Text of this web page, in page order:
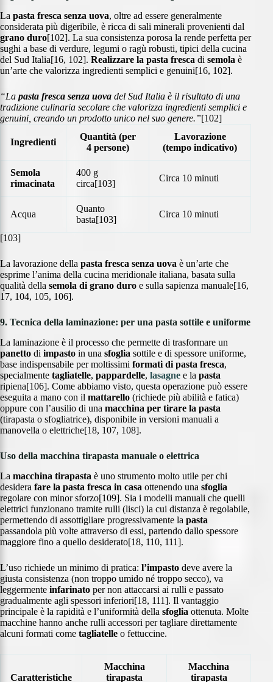
La pasta fresca senza uova, oltre ad essere generalmente
considerata più digeribile, è ricca di sali minerali provenienti dal
grano duro[102]. La sua consistenza porosa la rende perfetta per
sughi a base di verdure, legumi o ragù robusti, tipici della cucina
del Sud Italia[16, 102]. Realizzare la pasta fresca di semola è
un’arte che valorizza ingredienti semplici e genuini[16, 102].
“La pasta fresca senza uova del Sud Italia è il risultato di una
tradizione culinaria secolare che valorizza ingredienti semplici e
genuini, creando un prodotto unico nel suo genere.”[102]
Ingredienti
Quantità (per
4 persone)
Lavorazione
(tempo indicativo)
Semola
rimacinata
400 g
circa[103]
Circa 10 minuti
Acqua
Quanto
basta[103]
Circa 10 minuti
[103]
La lavorazione della pasta fresca senza uova è un’arte che
esprime l’anima della cucina meridionale italiana, basata sulla
qualità della semola di grano duro e sulla sapienza manuale[16,
17, 104, 105, 106].
9. Tecnica della laminazione: per una pasta sottile e uniforme
La laminazione è il processo che permette di trasformare un
panetto di impasto in una sfoglia sottile e di spessore uniforme,
base indispensabile per moltissimi formati di pasta fresca,
specialmente tagliatelle, pappardelle, lasagne e la pasta
ripiena[106]. Come abbiamo visto, questa operazione può essere
eseguita a mano con il mattarello (richiede più abilità e fatica)
oppure con l’ausilio di una macchina per tirare la pasta
(tirapasta o sfogliatrice), disponibile in versioni manuali a
manovella o elettriche[18, 107, 108].
Uso della macchina tirapasta manuale o elettrica
La macchina tirapasta è uno strumento molto utile per chi
desidera fare la pasta fresca in casa ottenendo una sfoglia
regolare con minor sforzo[109]. Sia i modelli manuali che quelli
elettrici funzionano tramite rulli (lisci) la cui distanza è regolabile,
permettendo di assottigliare progressivamente la pasta
passandola più volte attraverso di essi, partendo dallo spessore
maggiore fino a quello desiderato[18, 110, 111].
L’uso richiede un minimo di pratica: l’impasto deve avere la
giusta consistenza (non troppo umido né troppo secco), va
leggermente infarinato per non attaccarsi ai rulli e passato
gradualmente agli spessori inferiori[18, 111]. Il vantaggio
principale è la rapidità e l’uniformità della sfoglia ottenuta. Molte
macchine hanno anche rulli accessori per tagliare direttamente
alcuni formati come tagliatelle o fettuccine.
Caratteristiche
Macchina
tirapasta
Macchina
tirapasta